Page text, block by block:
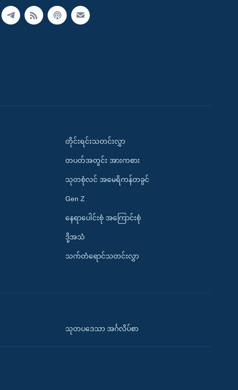
တိုင်းရင်းသတင်းလွှာ
တပတ်အတွင်း အားကစား
သုတစုံလင် အမေရိကန်တခွင်
Gen Z
နေရာပေါင်းစုံ အကြောင်းစုံ
ဒို့အသံ
သက်တံရောင်သတင်းလွှာ
သုတပဒေသာ အင်္ဂလိပ်စာ